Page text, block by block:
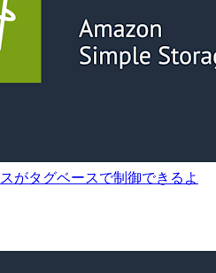
がタグベースで制御できるよ